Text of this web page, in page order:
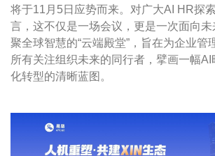
将于11 月 5日应势而来。对广大AI HR探
言，这不仅是一场会议，更是一次面向
聚全球智慧的“云端殿堂” ，旨在为企业管
所有关注组织未来的同行者，擘画一幅AI
化转型的清晰蓝图。